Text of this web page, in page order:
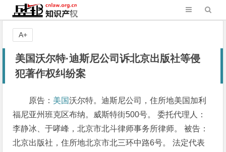
美国沃尔特·迪斯尼公司诉北京出版社等侵
犯著作权纠纷案
原告： 美国沃尔特。迪斯尼公司，住所地美国加利
福尼亚州班克区布纳。威斯特街500号。 委托代理人：
李静冰、于哮峰，北京市北斗律师事务所律师。 被告：
北京出版社，住所地北京市北三环中路6号。 法定代表
A+